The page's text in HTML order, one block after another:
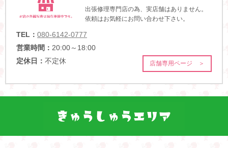
出張修理専門店の為、実店舗はありません。
依頼はお気軽にお問い合わせ下さい。
TEL： 080-6142-0777
営業時間： 20:00～18:00
定休日： 不定休 店舗専用ページ ＞